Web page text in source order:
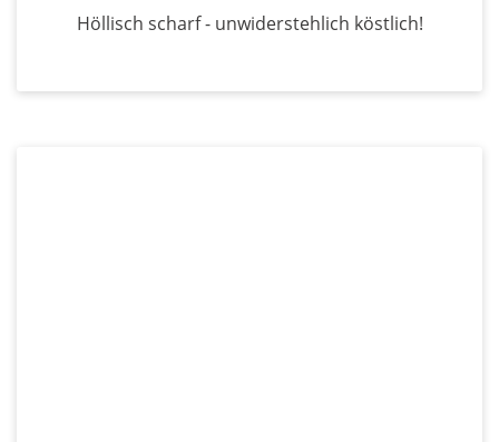
Höllisch scharf - unwiderstehlich köstlich!